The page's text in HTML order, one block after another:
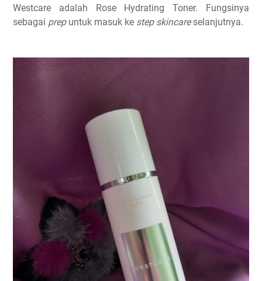
Westcare adalah Rose Hydrating Toner. Fungsinya
sebagai prepuntuk masuk ke step skincareselanjutnya.